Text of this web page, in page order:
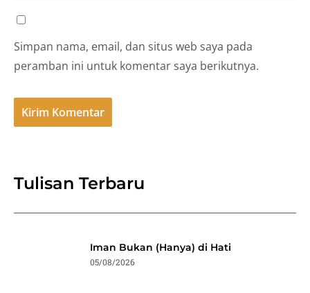
Simpan nama, email, dan situs web saya pada
peramban ini untuk komentar saya berikutnya.
Tulisan Terbaru
Iman Bukan (Hanya) di Hati
05/08/2026